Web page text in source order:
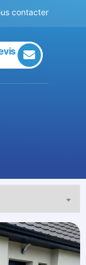
contacter